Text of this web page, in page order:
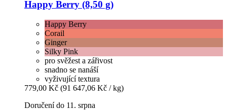
Happy Berry (8,50 g)
Happy Berry
Corail
Ginger
Silky Pink
pro svěžest a zářivost
snadno se nanáší
vyživující textura
779,00 Kč (91 647,06 Kč / kg)
Doručení do 11. srpna